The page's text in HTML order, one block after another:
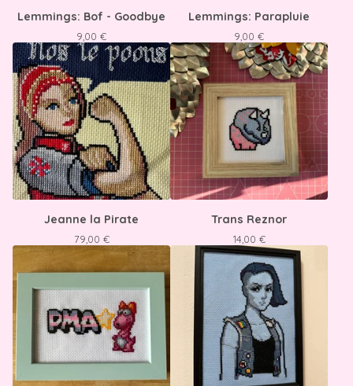
Lemmings: Bof - Goodbye
9,00 €
Lemmings: Parapluie
9,00 €
Jeanne la Pirate
79,00 €
Trans Reznor
14,00 €